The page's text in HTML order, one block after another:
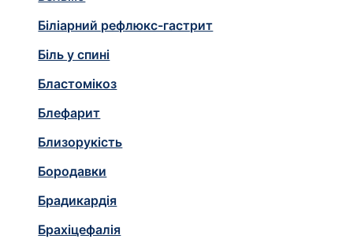
Біліарний рефлюкс-гастрит
Біль у спині
Бластомікоз
Блефарит
Близорукiсть
Бородавки
Брадикардія
Брахіцефалія